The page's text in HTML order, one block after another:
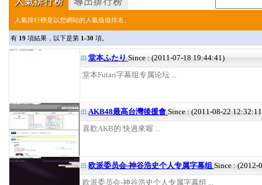
人氣排行榜是以您網站的人氣值做排名。
有 19 項結果，以下是第 1-30 項。
堂本ふたり Since : (2011-07-18 19:44:41)
堂本Futari字幕组专属论坛 ...
AKB48最高台灣後援會 Since : (2011-08-22
喜歡AKB的 快過來喔 ...
欧派委员会-神谷浩史个人专属字幕组Since : (2012-
欧派委员会-神谷浩史个人专属字幕组 ...